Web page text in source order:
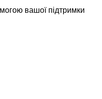
вашої підтримки